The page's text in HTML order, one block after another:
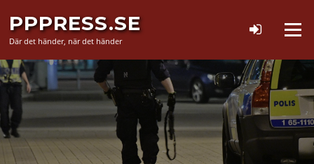
innehåll
PPPRESS.SE
Där det händer, när det händer
Meny